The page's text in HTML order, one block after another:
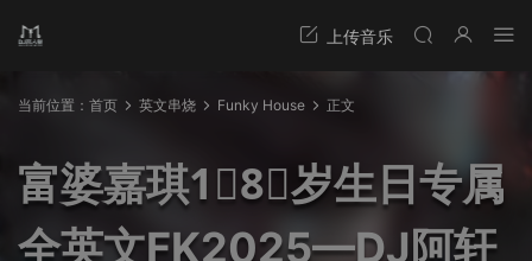
当前位置： 首页 英文串烧 Funky House 正文
富婆嘉琪1⃣️8⃣️岁生日专属
全英文FK2025—DJ阿轩